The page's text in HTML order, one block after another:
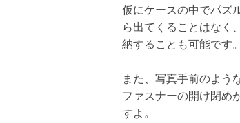
仮にケースの中でパズ
ら出てくることはなく
納することも可能です。
また、写真手前のよう
ファスナーの開け閉め
すよ。